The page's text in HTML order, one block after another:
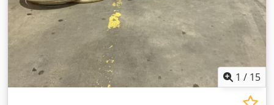
1 / 15